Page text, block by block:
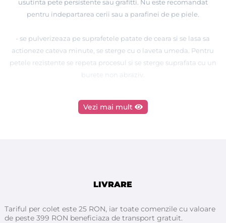
usutinta pete persistente sau grafitti. Nu este recomandat
pentru indepartarea cerii sau a parafinei de pe piele.
- se pulverizeaza pe suprafetele patate de ceara si se lasa sa
actioneze cateva minute, se sterge cu o laveta umeda. Pentru
petele rezistente se repeta procesul si se sterge suprafata cu un
burete non abraziv.
prezentare: la flacon de 500 ml - cu pulverizator
Vezi mai mult
LIVRARE
Tariful per colet este 25 RON, iar toate comenzile cu valoare
de peste 399 RON beneficiaza de transport gratuit.